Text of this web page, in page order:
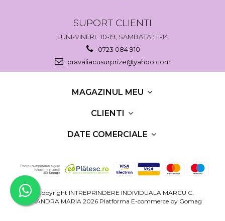
SUPORT CLIENTI
LUNI-VINERI : 10-19; SAMBATA : 11-14
0723 084 910
pravaliacusurprize@yahoo.com
MAGAZINUL MEU
CLIENTI
DATE COMERCIALE
©Copyright INTREPRINDERE INDIVIDUALA MARCU C.
RUXANDRA MARIA 2026 Platforma E-commerce by Gomag